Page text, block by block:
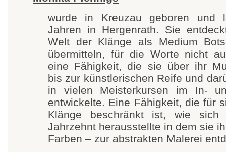
wurde in Kreuzau geboren und
Jahren in Hergenrath. Sie
Welt der Klänge als Medium
übermitteln, für die Worte nicht
eine Fähigkeit, die sie über ihr
bis zur künstlerischen Reife und
in vielen Meisterkursen im In-
entwickelte. Eine Fähigkeit, die für
Klänge beschränkt ist, wie sich
Jahrzehnt herausstellte in dem sie
Farben – zur abstrakten Malerei